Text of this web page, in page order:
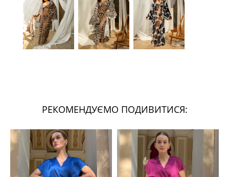
РЕКОМЕНДУЄМО ПОДИВИТИСЯ: